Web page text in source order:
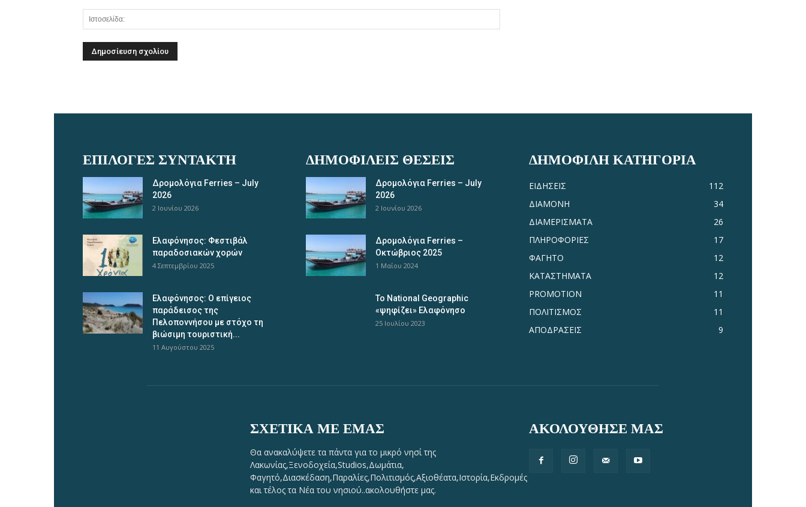
ΕΠΙΛΟΓΈΣ ΣΥΝΤΆΚΤΗ
Δρομολόγια Ferries – July
2026
2 Ιουνίου 2026
Ελαφόνησος: Φεστιβάλ
παραδοσιακών χορών
4 Σεπτεμβρίου 2025
Ελαφόνησος: Ο επίγειος
παράδεισος της
Πελοποννήσου με στόχο τη
βιώσιμη τουριστική...
11 Αυγούστου 2025
ΔΗΜΟΦΙΛΕΊΣ ΘΈΣΕΙΣ
Δρομολόγια Ferries – July
2026
2 Ιουνίου 2026
Δρομολόγια Ferries –
Οκτώβριος 2025
1 Μαΐου 2024
Το National Geographic
«ψηφίζει» Ελαφόνησο
25 Ιουλίου 2023
ΔΗΜΟΦΙΛΗ ΚΑΤΗΓΟΡΙΑ
ΕΙΔΗΣΕΙΣ
112
ΔΙΑΜΟΝΗ
34
ΔΙΑΜΕΡΙΣΜΑΤΑ
26
ΠΛΗΡΟΦΟΡΙΕΣ
17
ΦΑΓΗΤΟ
12
ΚΑΤΑΣΤΗΜΑΤΑ
12
PROMOTION
11
ΠΟΛΙΤΙΣΜΟΣ
11
ΑΠΟΔΡΑΣΕΙΣ
9
ΣΧΕΤΙΚΆ ΜΕ ΕΜΆΣ
Θα ανακαλύψετε τα πάντα για το μικρό νησί της
Λακωνίας,Ξενοδοχεία,Studios,Δωμάτια,
Φαγητό,Διασκέδαση,Παραλίες,Πολιτισμός,Αξιοθέατα,Ιστορία,Εκδρομές
και τέλος τα Νέα του νησιού..ακολουθήστε μας.
ΑΚΟΛΟΥΘΗΣΕ ΜΑΣ